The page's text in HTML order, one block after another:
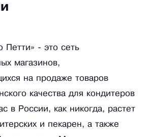
Петти» - это сеть
магазинов,
на продаже товаров
качества для кондитеров
в России, как никогда, растет
и пекарен, а также